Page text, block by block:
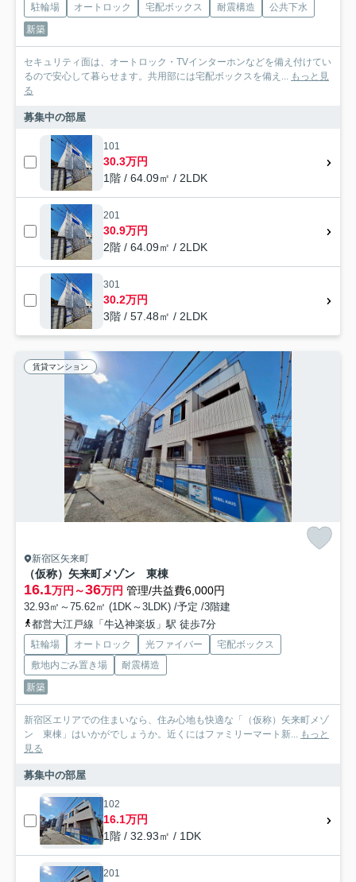
駐輪場 オートロック 宅配ボックス 耐震構造
公共下水
新築
セキュリティ面は、オートロック・TVインターホンなどを備え付けてい
るので安心して暮らせます。共用部には宅配ボックスを備え... もっと見
る
募集中の部屋
101
30.3万円
1階 / 64.09㎡ / 2LDK
201
30.9万円
2階 / 64.09㎡ / 2LDK
301
30.2万円
3階 / 57.48㎡ / 2LDK
賃貸マンション
新宿区矢来町
（仮称）矢来町メゾン 東棟
16.1万円～36万円 管理/共益費6,000円
32.93㎡～75.62㎡ (1DK～3LDK) /予定 /3階建
都営大江戸線「牛込神楽坂」駅 徒歩7分
駐輪場 オートロック 光ファイバー
宅配ボックス
敷地内ごみ置き場
耐震構造
新築
新宿区エリアでの住まいなら、住み心地も快適な「（仮称）矢来町メゾ
ン 東棟」はいかがでしょうか。近くにはファミリーマート新... もっと
見る
募集中の部屋
102
16.1万円
1階 / 32.93㎡ / 1DK
201